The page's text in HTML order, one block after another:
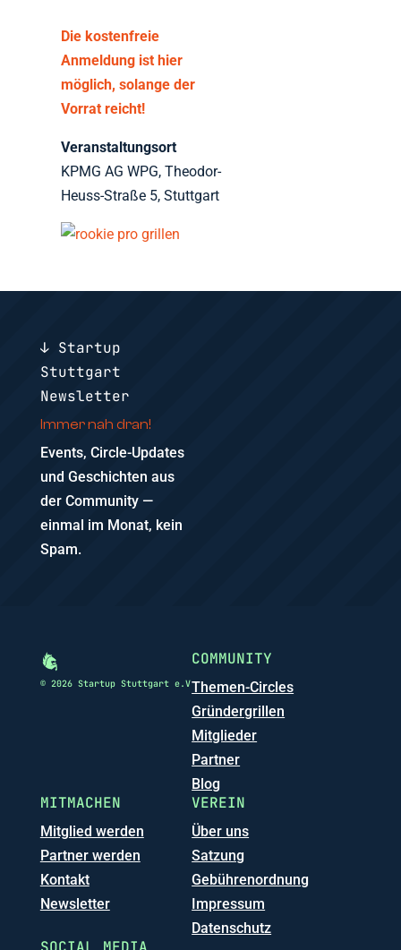
Die kostenfreie
Anmeldung ist hier
möglich, solange der
Vorrat reicht!
Veranstaltungsort
KPMG AG WPG, Theodor-
Heuss-Straße 5, Stuttgart
↓ Startup
Stuttgart
Newsletter
Immer nah dran!
Events, Circle-Updates
und Geschichten aus
der Community —
einmal im Monat, kein
Spam.
© 2026 Startup Stuttgart e.V
COMMUNITY
Themen-Circles
Gründergrillen
Mitglieder
Partner
Blog
MITMACHEN
Mitglied werden
Partner werden
Kontakt
Newsletter
VEREIN
Über uns
Satzung
Gebührenordnung
Impressum
Datenschutz